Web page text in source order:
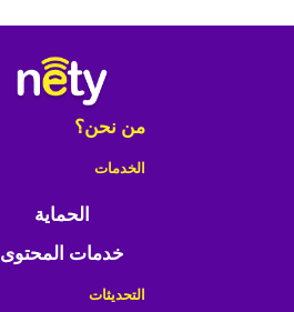
من نحن؟
الخدمات
الحماية
خدمات المحتوى
التحديثات